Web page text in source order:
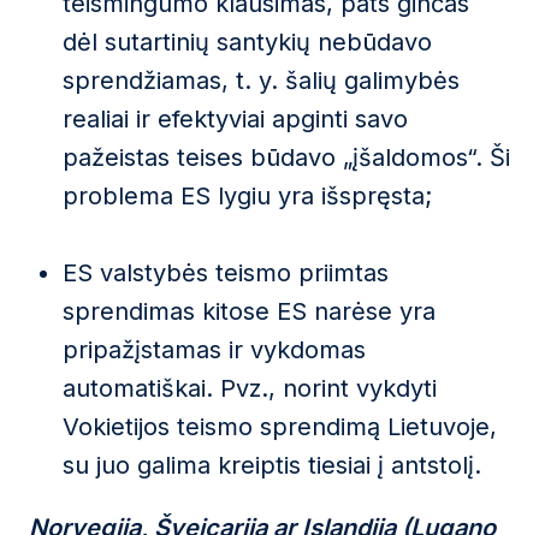
dėl sutartinių santykių nebūdavo
sprendžiamas, t. y. šalių galimybės
realiai ir efektyviai apginti savo
pažeistas teises būdavo „įšaldomos“. Ši
problema ES lygiu yra išspręsta;
ES valstybės teismo priimtas
sprendimas kitose ES narėse yra
pripažįstamas ir vykdomas
automatiškai. Pvz., norint vykdyti
Vokietijos teismo sprendimą Lietuvoje,
su juo galima kreiptis tiesiai į antstolį.
Norvegija, Šveicarija ar Islandija (Lugano